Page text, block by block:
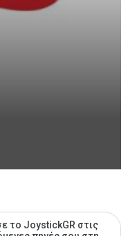
το JoystickGR στις